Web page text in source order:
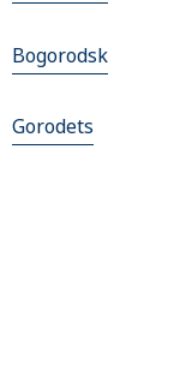
Bogorodsk
Gorodets